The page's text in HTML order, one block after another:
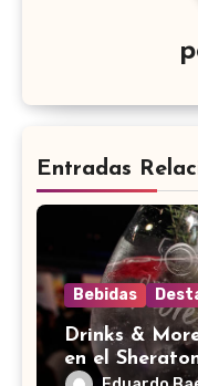
Entradas
Bebidas
Drinks &
en el